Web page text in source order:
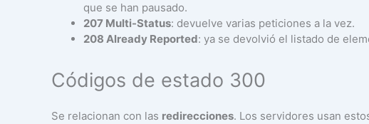
que se han pausado.
207 Multi-Status: devuelve varias peticiones a la vez.
208 Already Reported: ya se devolvió el listado de
Códigos de estado 300
Se relacionan con las redirecciones. Los servidores usan